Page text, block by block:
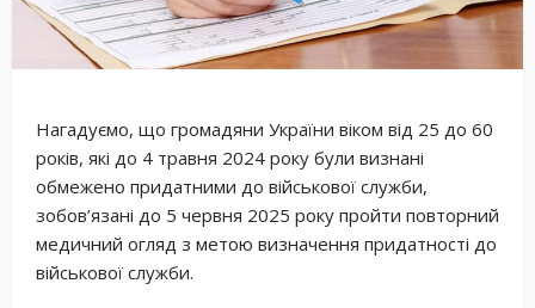
Нагадуємо, що громадяни України віком від 25 до 60
років, які до 4 травня 2024 року були визнані
обмежено придатними до військової служби,
зобов’язані до 5 червня 2025 року пройти повторний
медичний огляд з метою визначення придатності до
військової служби.